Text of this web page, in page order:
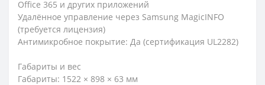
Office 365 и других приложений
Удалённое управление через Samsung MagicINFO
(требуется лицензия)
Антимикробное покрытие: Да (сертификация UL2282)
Габариты и вес
Габариты: 1522 × 898 × 63 мм